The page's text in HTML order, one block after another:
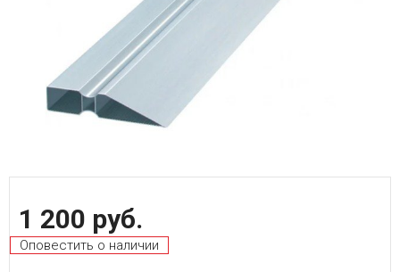
1 200 руб.
Оповестить о наличии